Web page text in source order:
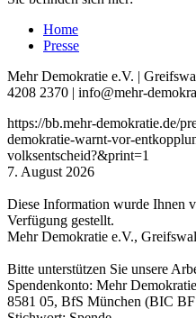
Home
Presse
Mehr Demokratie e.V. |
4208 2370 | info@mehr-
https://bb.mehr-demokratie.de/
demokratie-warnt-vor-
volksentscheid?&print=1
7. August 2026
Diese Information wurde Ihnen
Verfügung gestellt.
Mehr Demokratie e.V.,
Bitte unterstützen Sie unsere
Spendenkonto: Mehr
8581 05, BfS München (BIC